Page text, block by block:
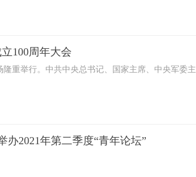
100周年大会
重举行。中共中央总书记、国家主席、中央军委主
）举办2021年第二季度“青年论坛”